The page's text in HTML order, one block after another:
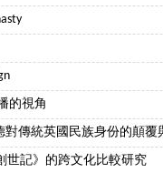
的視角
傳統英國民族身份的顛覆
世記》的跨文化比較研究